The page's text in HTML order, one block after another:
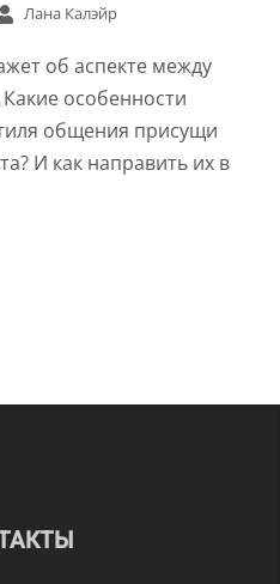
Лана Калэйр
об аспекте между
особенности
общения присущи
И как направить их в